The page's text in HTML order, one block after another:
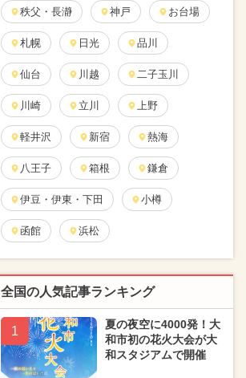
秩父・長瀞 神戸 お台場
札幌 日光 品川
仙台 川越 二子玉川
川崎 立川 上野
軽井沢 新宿 熱海
八王子 箱根 鎌倉
伊豆・伊東・下田 小樽
函館 浜松
全国の人気記事ランキング
1
夏の夜空に4000発！大
和市初の花火大会が大
和スタジアムで開催